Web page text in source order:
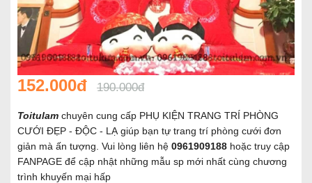
152.000đ 190.000đ
Toitulam chuyên cung cấp PHỤ KIỆN TRANG TRÍ PHÒNG
CƯỚI ĐẸP - ĐỘC - LẠ giúp bạn tự trang trí phòng cưới đơn
giản mà ấn tượng. Vui lòng liên hệ 0961909188 hoặc truy cập
FANPAGE để cập nhật những mẫu sp mới nhất cùng chương
trình khuyến mại hấp